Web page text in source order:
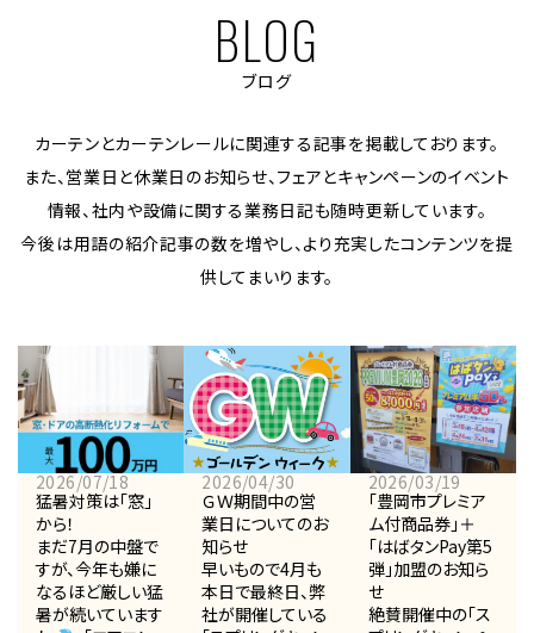
BLOG
ブログ
カーテンとカーテンレールに関連する記事を掲載しております。
また、営業日と休業日のお知らせ、フェアとキャンペーンのイベント
情報、社内や設備に関する業務日記も随時更新しています。
今後は用語の紹介記事の数を増やし、より充実したコンテンツを提
供してまいります。
2026/07/18
猛暑対策は「窓」
から！
まだ7月の中盤で
すが、今年も嫌に
なるほど厳しい猛
暑が続いています
2026/04/30
ＧＷ期間中の営
業日についてのお
知らせ
早いもので4月も
本日で最終日、弊
社が開催している
2026/03/19
「豊岡市プレミア
ム付商品券」＋
「はばタンPay第5
弾」加盟のお知ら
せ
絶賛開催中の「ス